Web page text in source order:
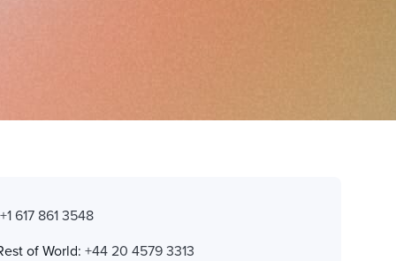
+1 617 861 3548
of World:+44 20 4579 3313